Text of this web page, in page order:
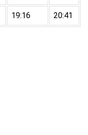
19:16 20:41